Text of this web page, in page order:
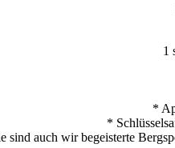
1
*
*
sind auch wir begeisterte